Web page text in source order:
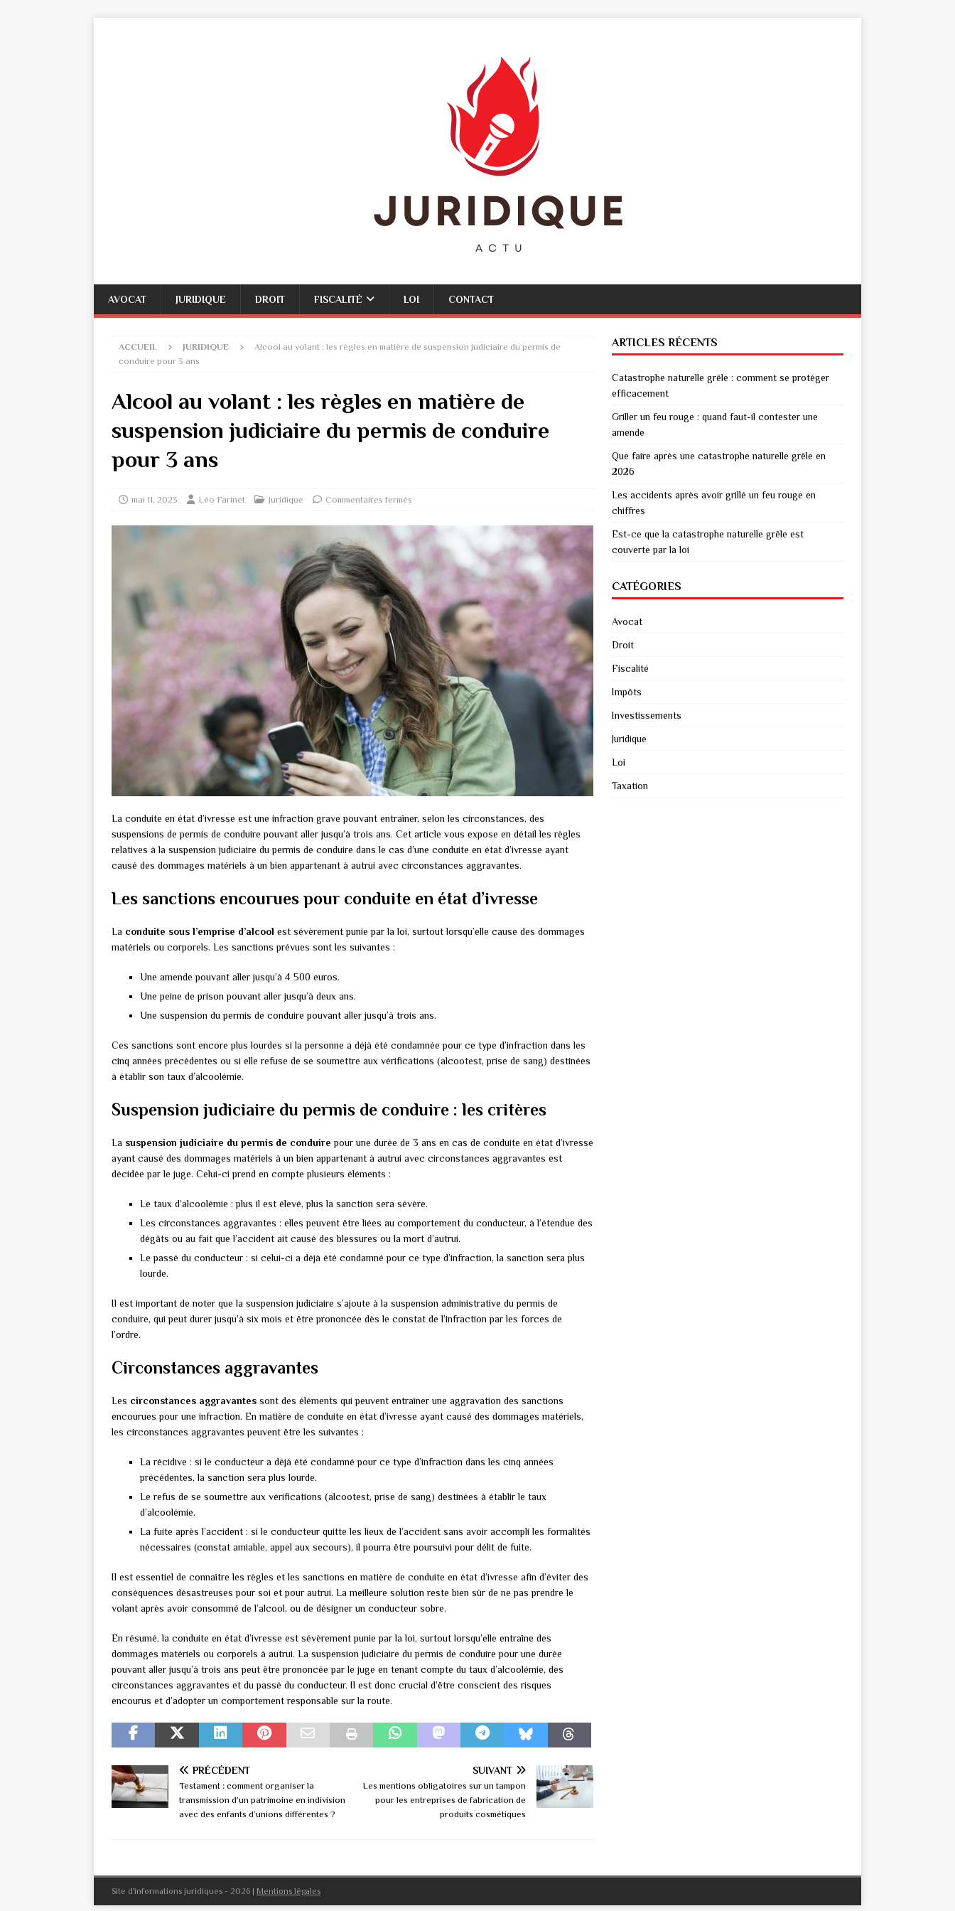
AVOCAT JURIDIQUE DROIT FISCALITÉ LOI CONTACT
ACCUEIL JURIDIQUE
Alcool au volant : les règles en matière de suspension judiciaire du permis de
conduire pour 3 ans
Alcool au volant : les règles en matière de
suspension judiciaire du permis de conduire
pour 3 ans
mai 11, 2023 Léo Farinet Juridique Commentaires fermés
La conduite en état d’ivresse est une infraction grave pouvant entraîner, selon les circonstances, des
suspensions de permis de conduire pouvant aller jusqu’à trois ans. Cet article vous expose en détail les règles
relatives à la suspension judiciaire du permis de conduire dans le cas d’une conduite en état d’ivresse ayant
causé des dommages matériels à un bien appartenant à autrui avec circonstances aggravantes.
Les sanctions encourues pour conduite en état d’ivresse
La conduite sous l’emprise d’alcool est sévèrement punie par la loi, surtout lorsqu’elle cause des dommages
matériels ou corporels. Les sanctions prévues sont les suivantes :
Une amende pouvant aller jusqu’à 4 500 euros.
Une peine de prison pouvant aller jusqu’à deux ans.
Une suspension du permis de conduire pouvant aller jusqu’à trois ans.
Ces sanctions sont encore plus lourdes si la personne a déjà été condamnée pour ce type d’infraction dans les
cinq années précédentes ou si elle refuse de se soumettre aux vérifications (alcootest, prise de sang) destinées
à établir son taux d’alcoolémie.
Suspension judiciaire du permis de conduire : les critères
La suspension judiciaire du permis de conduire pour une durée de 3 ans en cas de conduite en état d’ivresse
ayant causé des dommages matériels à un bien appartenant à autrui avec circonstances aggravantes est
décidée par le juge. Celui-ci prend en compte plusieurs éléments :
Le taux d’alcoolémie : plus il est élevé, plus la sanction sera sévère.
Les circonstances aggravantes : elles peuvent être liées au comportement du conducteur, à l’étendue des
dégâts ou au fait que l’accident ait causé des blessures ou la mort d’autrui.
Le passé du conducteur : si celui-ci a déjà été condamné pour ce type d’infraction, la sanction sera plus
lourde.
Il est important de noter que la suspension judiciaire s’ajoute à la suspension administrative du permis de
conduire, qui peut durer jusqu’à six mois et être prononcée dès le constat de l’infraction par les forces de
l’ordre.
Circonstances aggravantes
Les circonstances aggravantes sont des éléments qui peuvent entraîner une aggravation des sanctions
encourues pour une infraction. En matière de conduite en état d’ivresse ayant causé des dommages matériels,
les circonstances aggravantes peuvent être les suivantes :
La récidive : si le conducteur a déjà été condamné pour ce type d’infraction dans les cinq années
précédentes, la sanction sera plus lourde.
Le refus de se soumettre aux vérifications (alcootest, prise de sang) destinées à établir le taux
d’alcoolémie.
La fuite après l’accident : si le conducteur quitte les lieux de l’accident sans avoir accompli les formalités
nécessaires (constat amiable, appel aux secours), il pourra être poursuivi pour délit de fuite.
Il est essentiel de connaître les règles et les sanctions en matière de conduite en état d’ivresse afin d’éviter des
conséquences désastreuses pour soi et pour autrui. La meilleure solution reste bien sûr de ne pas prendre le
volant après avoir consommé de l’alcool, ou de désigner un conducteur sobre.
En résumé, la conduite en état d’ivresse est sévèrement punie par la loi, surtout lorsqu’elle entraîne des
dommages matériels ou corporels à autrui. La suspension judiciaire du permis de conduire pour une durée
pouvant aller jusqu’à trois ans peut être prononcée par le juge en tenant compte du taux d’alcoolémie, des
circonstances aggravantes et du passé du conducteur. Il est donc crucial d’être conscient des risques
encourus et d’adopter un comportement responsable sur la route.
PRÉCÉDENT
Testament : comment organiser la
transmission d’un patrimoine en indivision
avec des enfants d’unions différentes ?
SUIVANT
Les mentions obligatoires sur un tampon
pour les entreprises de fabrication de
produits cosmétiques
ARTICLES RÉCENTS
Catastrophe naturelle grêle : comment se protéger
efficacement
Griller un feu rouge : quand faut-il contester une
amende
Que faire après une catastrophe naturelle grêle en
2026
Les accidents après avoir grillé un feu rouge en
chiffres
Est-ce que la catastrophe naturelle grêle est
couverte par la loi
CATÉGORIES
Avocat
Droit
Fiscalité
Impôts
Investissements
Juridique
Loi
Taxation
Site d'informations juridiques - 2026 | Mentions légales